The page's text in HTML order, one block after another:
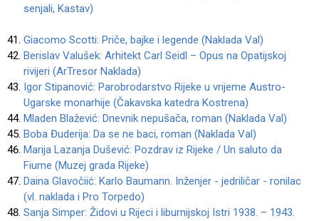
senjali, Kastav)
Giacomo Scotti: Priče, bajke i legende (Naklada Val)
Berislav Valušek: Arhitekt Carl Seidl – Opus na Opatijskoj
rivijeri (ArTresor Naklada)
Igor Stipanović: Parobrodarstvo Rijeke u vrijeme Austro-
Ugarske monarhije (Čakavska katedra Kostrena)
Mladen Blažević: Dnevnik nepušača, roman (Naklada Val)
Boba Đuderija: Da se ne baci, roman (Naklada Val)
Marija Lazanja Dušević: Pozdrav iz Rijeke / Un saluto da
Fiume (Muzej grada Rijeke)
Daina Glavočiić: Karlo Baumann. Inženjer - jedriličar - ronilac
(vl. naklada i Pro Torpedo)
Sanja Simper: Židovi u Rijeci i liburnijskoj Istri 1938. – 1943.